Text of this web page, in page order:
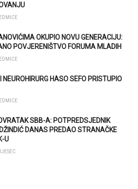
OKUPIO NOVU GENERACIJU:
POVJERENIŠTVO FORUMA MLADIH
NEUROHIRURG HASO SEFO PRISTUPIO
SBB-A: POTPREDSJEDNIK
DANAS PREDAO STRANAČKE
U